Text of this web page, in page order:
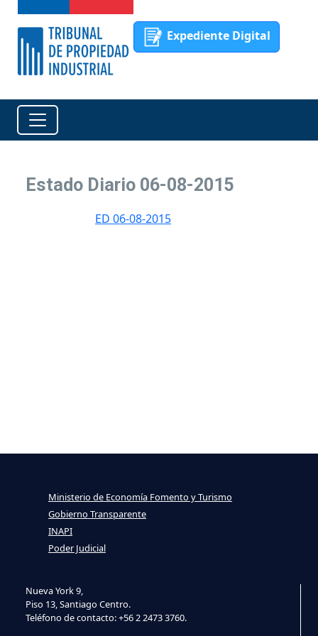
Expediente Digital
Estado Diario 06-08-2015
ED 06-08-2015
Nueva York 9,
Piso 13, Santiago Centro.
Teléfono de contacto: +56 2 2473 3760.
Ministerio de Economía Fomento y Turismo
Gobierno Transparente
INAPI
Poder Judicial